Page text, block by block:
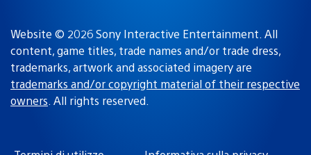
Website © 2026 Sony Interactive Entertainment. All
content, game titles, trade names and/or trade dress,
trademarks, artwork and associated imagery are
trademarks and/or copyright material of their respective
owners. All rights reserved.